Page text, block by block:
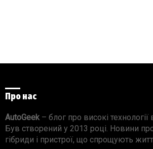
Про нас
AutoGeek– блог про високі технології
Був створений у 2013 році. Новини
гібриди і пристрої, що спрощують